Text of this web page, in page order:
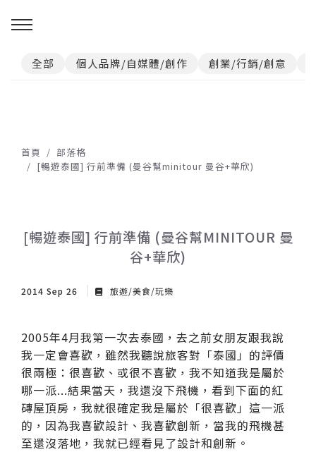
全部 個人品牌/自媒體/創作 創業/行銷/創意
首頁
部落格
[暢遊泰國] 行前準備 (曼谷幫minitour 曼谷+華欣)
[暢遊泰國] 行前準備 (曼谷幫MINITOUR 曼
谷+華欣)
2014 Sep 26 旅遊/美食/玩樂
2005年4月我第一次去泰國，去之前女朋友跟我說
我一定會喜歡，雖然我聽說旅客對「泰國」的評價
很兩極：很喜歡、或很不喜歡，我不知道我是屬於
哪一派...結果當天，我還沒下飛機，看到下面的紅
磚屋頂房，我就很確定我是屬於「很喜歡」這一派
的，因為我喜歡設計、我喜歡創新，當我的飛機甚
至還沒落地，我就已經看見了設計和創新。